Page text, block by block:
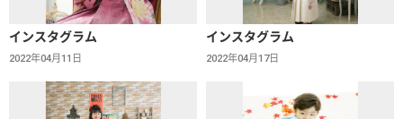
インスタグラム
2022年04月11日
インスタグラム
2022年04月17日